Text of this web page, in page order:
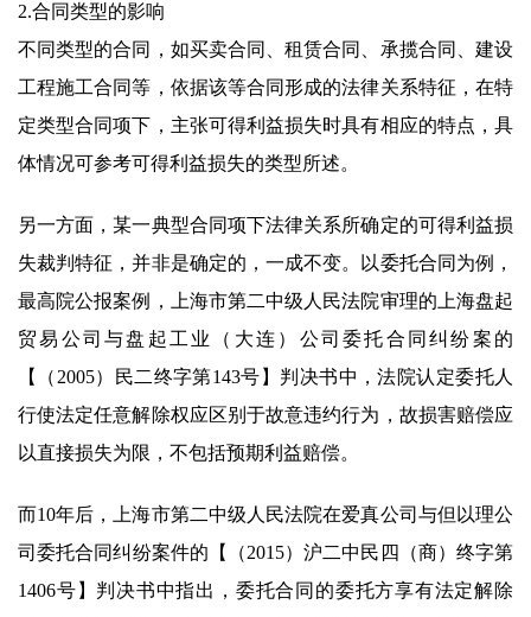
2.合同类型的影响
不同类型的合同，如买卖合同、租赁合同、承揽合同、建设
工程施工合同等，依据该等合同形成的法律关系特征，在特
定类型合同项下，主张可得利益损失时具有相应的特点，具
体情况可参考可得利益损失的类型所述。
另一方面，某一典型合同项下法律关系所确定的可得利益损
失裁判特征，并非是确定的，一成不变。以委托合同为例，
最高院公报案例，上海市第二中级人民法院审理的上海盘起
贸易公司与盘起工业（大连）公司委托合同纠纷案的
【（2005）民二终字第143号】判决书中，法院认定委托人
行使法定任意解除权应区别于故意违约行为，故损害赔偿应
以直接损失为限，不包括预期利益赔偿。
而10年后，上海市第二中级人民法院在爱真公司与但以理公
司委托合同纠纷案件的【（2015）沪二中民四（商）终字第
1406号】判决书中指出，委托合同的委托方享有法定解除